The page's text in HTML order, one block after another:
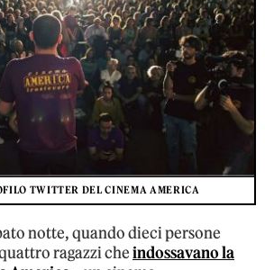
TWITTER DEL CINEMA AMERICA
notte, quando dieci persone
ragazzi cheindossavano la